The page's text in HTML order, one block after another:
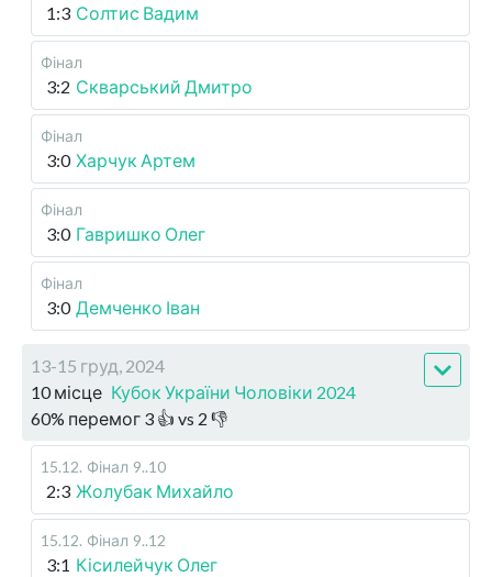
1:3 Солтис Вадим
Фінал
3:2 Скварський Дмитро
Фінал
3:0 Харчук Артем
Фінал
3:0 Гавришко Олег
Фінал
3:0 Демченко Іван
13-15 груд, 2024
10 місце Кубок України Чоловіки 2024
60% перемог 3 👍 vs 2 👎
15.12. Фінал 9..10
2:3 Жолубак Михайло
15.12. Фінал 9..12
3:1 Кісилейчук Олег